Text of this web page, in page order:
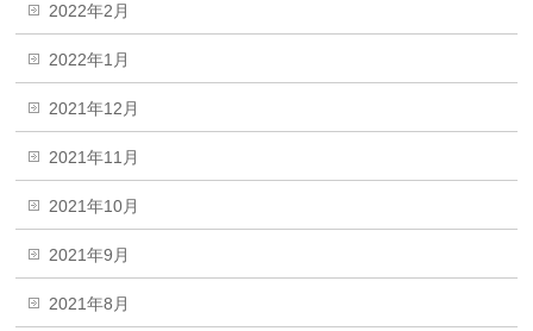
2022年2月
2022年1月
2021年12月
2021年11月
2021年10月
2021年9月
2021年8月